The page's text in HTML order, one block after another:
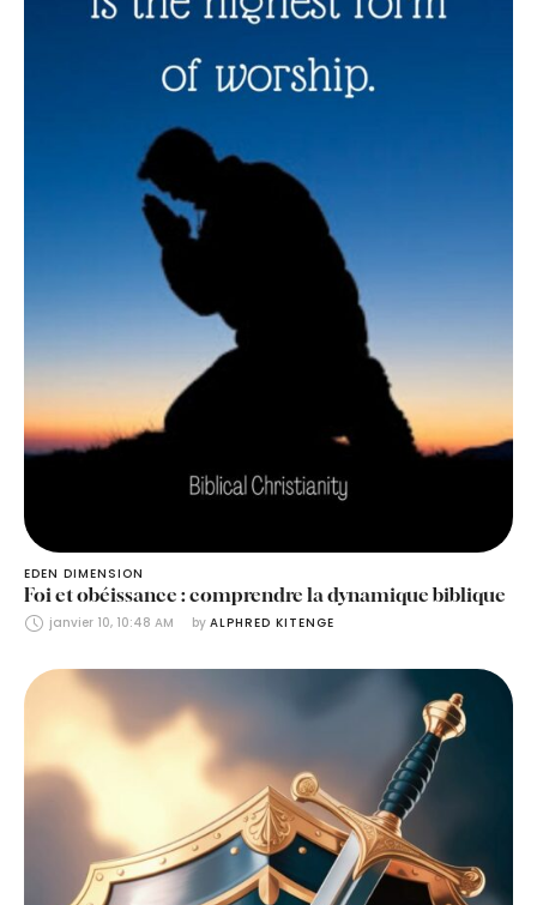
EDEN DIMENSION
Foi et obéissance : comprendre la dynamique biblique
janvier 10, 10:48 AM by ALPHRED KITENGE